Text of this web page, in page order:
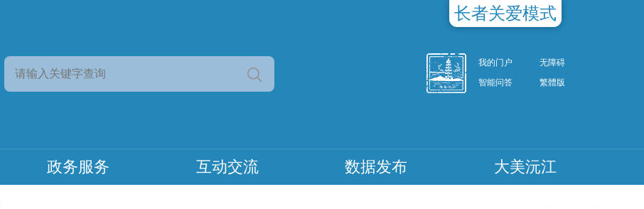
我的门户
无障碍
智能问答
繁體版
政务服务 互动交流 数据发布 大美沅江
长者关爱模式